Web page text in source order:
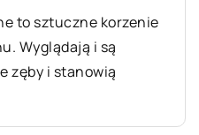
to sztuczne korzenie
Wyglądają i są
zęby i stanowią